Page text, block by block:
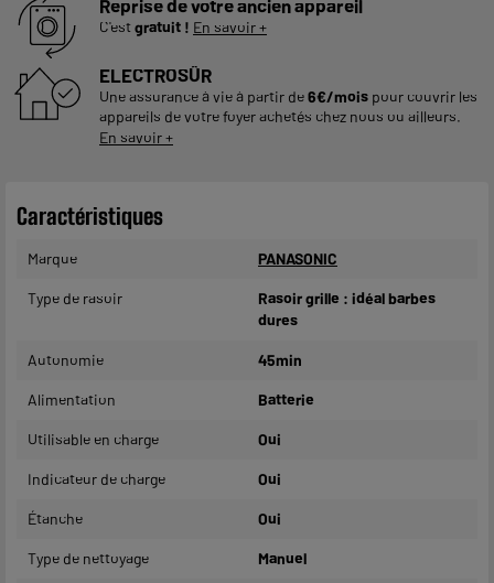
Reprise de votre ancien appareil
C'estgratuit ! En savoir +
ELECTROSÛR
Une assurance à vie à partir de6€/mois pour couvrir les
appareils de votre foyer achetés chez nous ou ailleurs.
En savoir +
Caractéristiques
Marque PANASONIC
Type de rasoir
Rasoir grille : idéal barbes
dures
Autonomie 45min
Alimentation Batterie
Utilisable en charge Oui
Indicateur de charge Oui
Étanche Oui
Type de nettoyage Manuel